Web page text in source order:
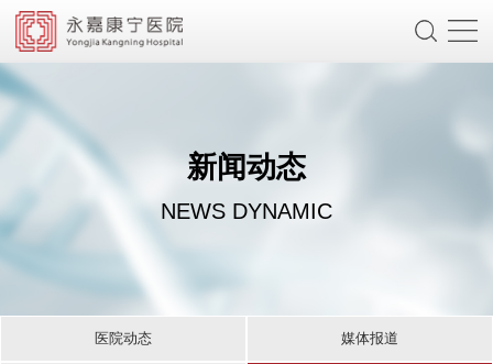
新闻动态
NEWS DYNAMIC
医院动态 媒体报道